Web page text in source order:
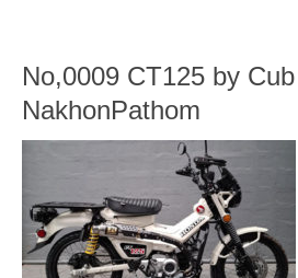
No,0009 CT125 by
NakhonPathom